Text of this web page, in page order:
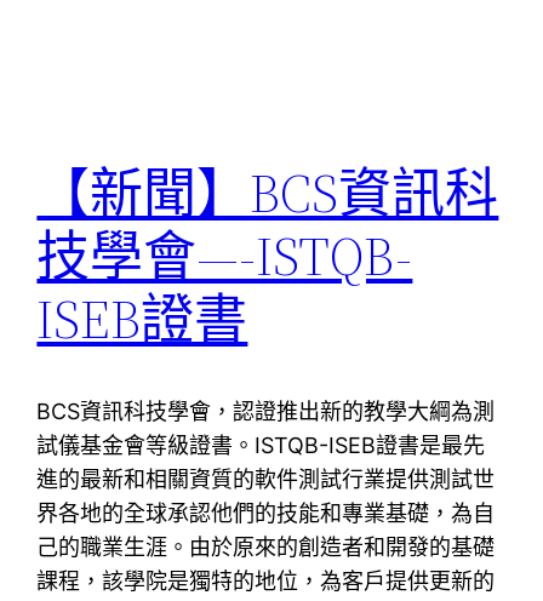
【新聞】BCS資訊科
技學會—-ISTQB-
ISEB證書
BCS資訊科技學會，認證推出新的教學大綱為測
試儀基金會等級證書。ISTQB-ISEB證書是最先
進的最新和相關資質的軟件測試行業提供測試世
界各地的全球承認他們的技能和專業基礎，為自
己的職業生涯。由於原來的創造者和開發的基礎
課程，該學院是獨特的地位，為客戶提供更新的